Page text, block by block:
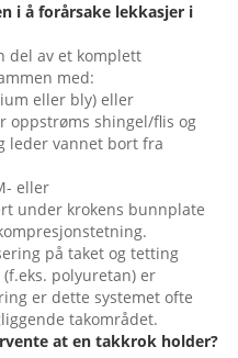
i å forårsake lekkasjer i
del av et komplett
med:
eller bly) eller
oppstrøms shingel/flis og
leder vannet bort fra
eller
under krokens bunnplate
på taket og tetting
polyuretan) er
er dette systemet ofte
takområdet.
at en takkrok holder?